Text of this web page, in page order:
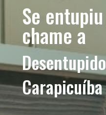
Se
chame a
Carapicuíba​